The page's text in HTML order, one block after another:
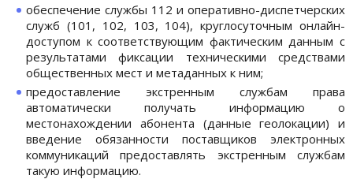
обеспечение службы 112 и оперативно-диспетчерских
служб (101, 102, 103, 104), круглосуточным онлайн-
доступом к соответствующим фактическим данным с
результатами фиксации техническими средствами
общественных мест и метаданных к ним;
предоставление экстренным службам права
автоматически получать информацию о
местонахождении абонента (данные геолокации) и
введение обязанности поставщиков электронных
коммуникаций предоставлять экстренным службам
такую информацию.